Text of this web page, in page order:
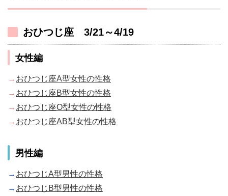
おひつじ座 3/21～4/19
女性編
→ おひつじ座A型女性の性格
→ おひつじ座B型女性の性格
→ おひつじ座O型女性の性格
→ おひつじ座AB型女性の性格
男性編
→ おひつじA型男性の性格
→ おひつじB型男性の性格